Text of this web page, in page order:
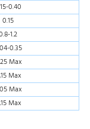
0.40
0.15
1.2
0.35
Max
Max
Max
Max